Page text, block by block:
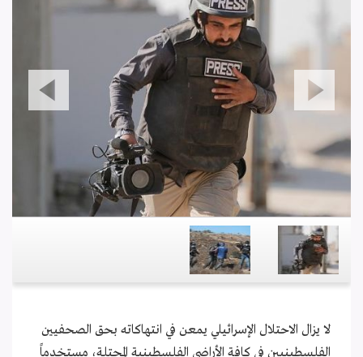
لا يزال الاحتلال الإسرائيلي يمعن في انتهاكاته بحق الصحفيين
الفلسطينيين في كافة الأراضي الفلسطينية المحتلة، مستخدماً